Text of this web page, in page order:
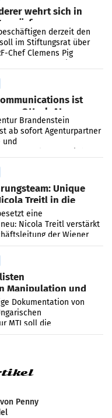
wehrt sich in
derzeit den
soll im Stiftungsrat über
Chef Clemens Pig
ist
OtterlyAI
Brandenstein
ab sofort Agenturpartner
und
Unique
Treitl in die
eine
Nicola Treitl verstärkt
der Wiener
von Josef Kalina und
Manipulation und
Dokumentation von
MTI soll die
Manipulation und
Penny